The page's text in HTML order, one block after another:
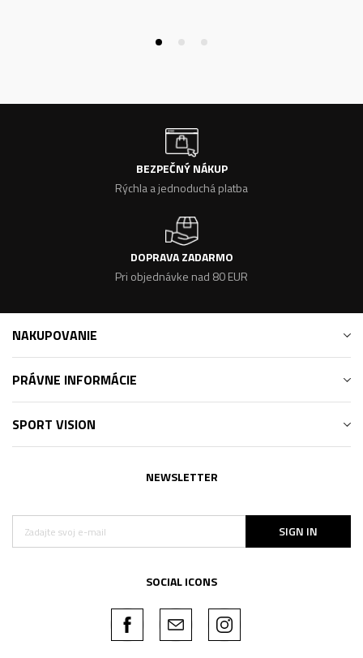
BEZPEČNÝ NÁKUP
Rýchla a jednoduchá platba
DOPRAVA ZADARMO
Pri objednávke nad 80 EUR
NAKUPOVANIE
PRÁVNE INFORMÁCIE
SPORT VISION
NEWSLETTER
SIGN IN
SOCIAL ICONS